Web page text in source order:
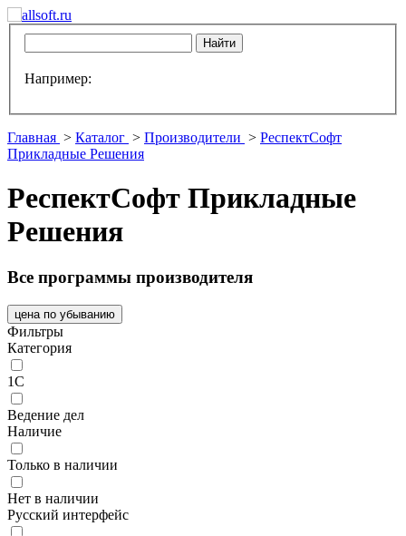
Например:
Главная > Каталог > Производители > РеспектСофт
Прикладные Решения
РеспектСофт Прикладные
Решения
Все программы производителя
цена по убыванию
Фильтры
Категория
1С
Ведение дел
Наличие
Только в наличии
Нет в наличии
Русский интерфейс